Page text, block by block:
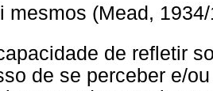
mesmos (Mead, 1934/
de refletir
de se perceber e/